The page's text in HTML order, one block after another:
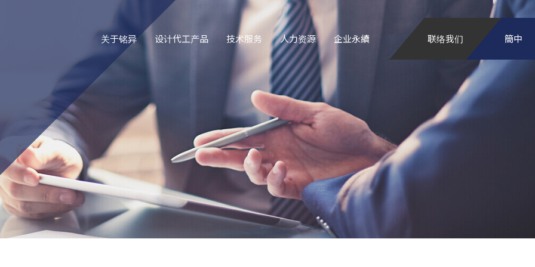
关于铭异 设计代工产品 技术服务 人力资源 企业永續 联络我们 簡中